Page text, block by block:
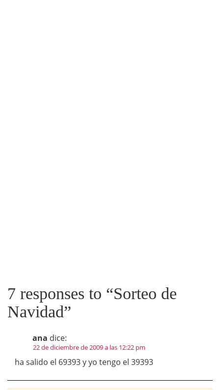
7 responses to “Sorteo de
Navidad”
ana dice:
22 de diciembre de 2009 a las 12:22 pm
ha salido el 69393 y yo tengo el 39393